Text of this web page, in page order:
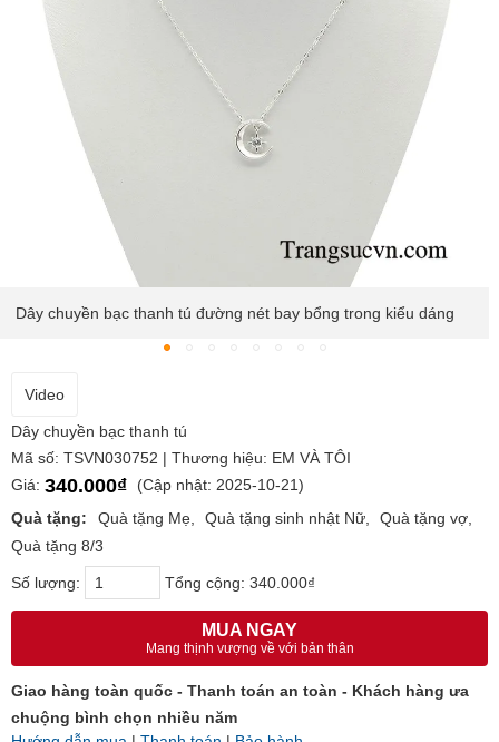
Sự pha trộn thiết kế độc đáo từ hình ảnh trăng sao kết hợp đá
dáng mặt trăng khuyết.
Video
Dây chuyền bạc thanh tú
Mã số: TSVN030752 | Thương hiệu: EM VÀ TÔI
Giá: 340.000₫ (Cập nhật: 2025-10-21)
Quà tặng:
Quà tặng 8/3
Tổng cộng:340.000₫
MUA NGAY
Mang thịnh vượng về với bản thân
Giao hàng toàn quốc - Thanh toán an toàn - Khách hàng ưa